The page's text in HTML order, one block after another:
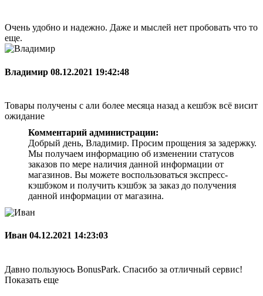
Очень удобно и надежно. Даже и мыслей нет пробовать что то
еще.
Владимир 08.12.2021 19:42:48
Товары получены с али более месяца назад а кешбэк всё висит
ожидание
Комментарий администрации:
Добрый день, Владимир. Просим прощения за задержку.
Мы получаем информацию об изменении статусов
заказов по мере наличия данной информации от
магазинов. Вы можете воспользоваться экспресс-
кэшбэком и получить кэшбэк за заказ до получения
данной информации от магазина.
Иван 04.12.2021 14:23:03
Давно пользуюсь BonusPark. Спасибо за отличный сервис!
Показать еще